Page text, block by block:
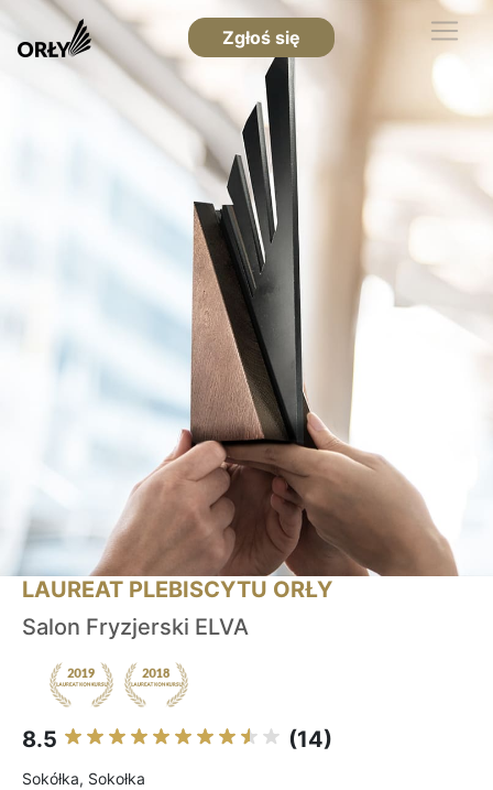
Zgłoś się
LAUREAT PLEBISCYTU ORŁY
Salon Fryzjerski ELVA
8.5 (14)
Sokółka, Sokołka